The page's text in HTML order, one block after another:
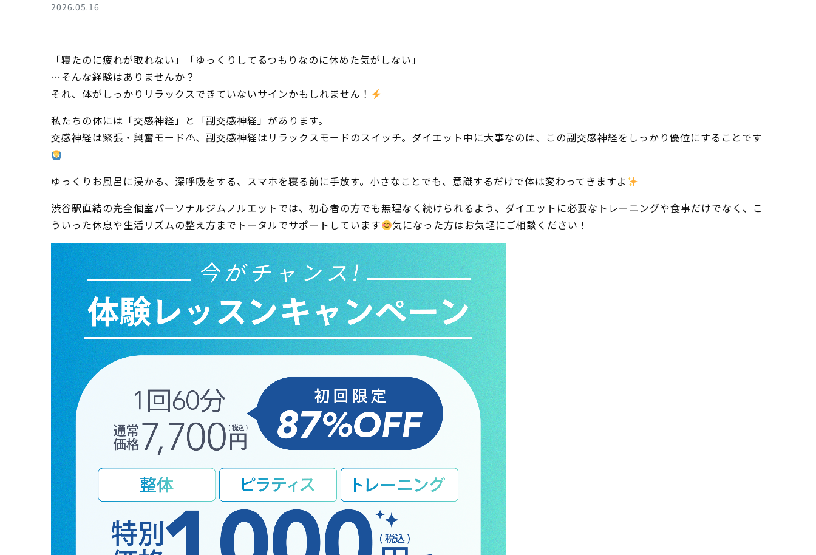
2026.05.16
「寝たのに疲れが取れない」「ゆっくりしてるつもりなのに休めた気がしない」
…そんな経験はありませんか？
それ、体がしっかりリラックスできていないサインかもしれません！
私たちの体には「交感神経」と「副交感神経」があります。
交感神経は緊張・興奮モード⚠、副交感神経はリラックスモードのスイッチ。ダイエット中に大事なのは、この副交感神経をしっかり優位にすることです
ゆっくりお風呂に浸かる、深呼吸をする、スマホを寝る前に手放す。小さなことでも、意識するだけで体は変わってきますよ
渋谷駅直結の完全個室パーソナルジムノルエットでは、初心者の方でも無理なく続けられるよう、ダイエットに必要なトレーニングや食事だけでなく、こ
ういった休息や生活リズムの整え方までトータルでサポートしています
気になった方はお気軽にご相談ください！